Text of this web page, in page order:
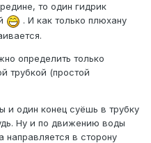
то один гидрик
. И как только плюхану
определить только
трубкой (простой
один конец суёшь в трубку
Ну и по движению воды
направляется в сторону